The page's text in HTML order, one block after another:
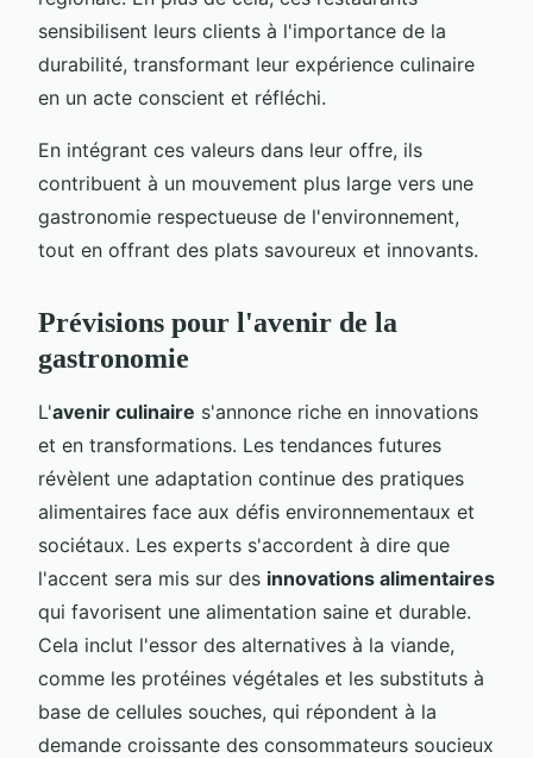
sensibilisent leurs clients à l'importance de la
durabilité, transformant leur expérience culinaire
en un acte conscient et réfléchi.
En intégrant ces valeurs dans leur offre, ils
contribuent à un mouvement plus large vers une
gastronomie respectueuse de l'environnement,
tout en offrant des plats savoureux et innovants.
Prévisions pour l'avenir de la
gastronomie
L'avenir culinaire s'annonce riche en innovations
et en transformations. Les tendances futures
révèlent une adaptation continue des pratiques
alimentaires face aux défis environnementaux et
sociétaux. Les experts s'accordent à dire que
l'accent sera mis sur des innovations alimentaires
qui favorisent une alimentation saine et durable.
Cela inclut l'essor des alternatives à la viande,
comme les protéines végétales et les substituts à
base de cellules souches, qui répondent à la
demande croissante des consommateurs soucieux